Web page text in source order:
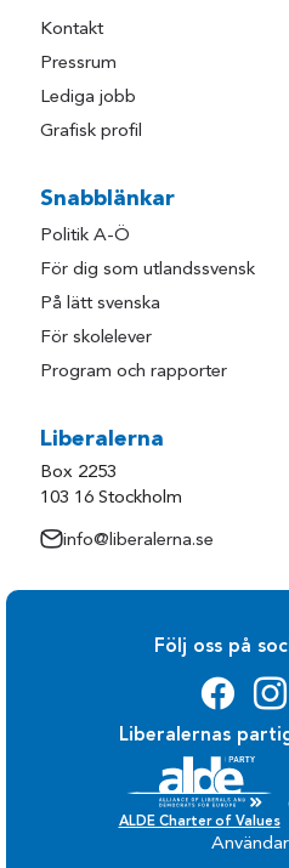
Kontakt
Pressrum
Lediga jobb
Grafisk profil
Snabblänkar
Politik A-Ö
För dig som utlandssvensk
På lätt svenska
För skolelever
Program och rapporter
Liberalerna
Box 2253
103 16 Stockholm
info@liberalerna.se
Följ oss på
Liberalernas
ALDE Charter of Values